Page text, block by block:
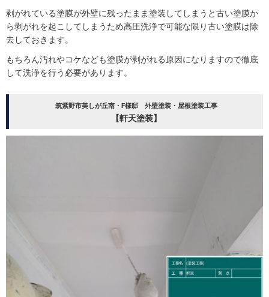
剥がれている塗膜が外壁に残ったまま塗装してしまうと古い塗膜か
ら剥がれを起こしてしまうため高圧洗浄で可能な限り古い塗膜は除
去しておきます。
もちろん汚れやコケなども塗膜が剥がれる原因になりますので徹底
して洗浄を行う必要があります。
筑紫野市美しが丘南・F様邸 外壁塗装・屋根塗装工事
【軒天塗装】